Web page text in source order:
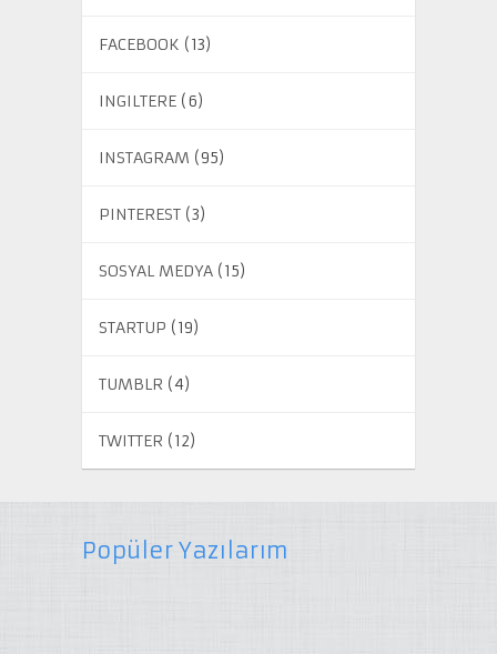
FACEBOOK (13)
INGILTERE(6)
INSTAGRAM (95)
PINTEREST(3)
SOSYAL MEDYA(15)
STARTUP (19)
TUMBLR (4)
TWITTER (12)
Popüler Yazılarım